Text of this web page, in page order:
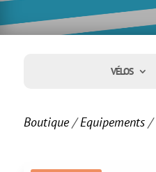
VÉLOS
Boutique/Equipements/